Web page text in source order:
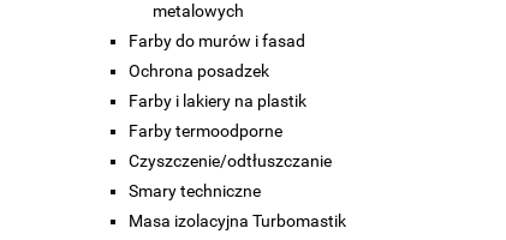
metalowych
Farby do murów i fasad
Ochrona posadzek
Farby i lakiery na plastik
Farby termoodporne
Czyszczenie/odtłuszczanie
Smary techniczne
Masa izolacyjna Turbomastik